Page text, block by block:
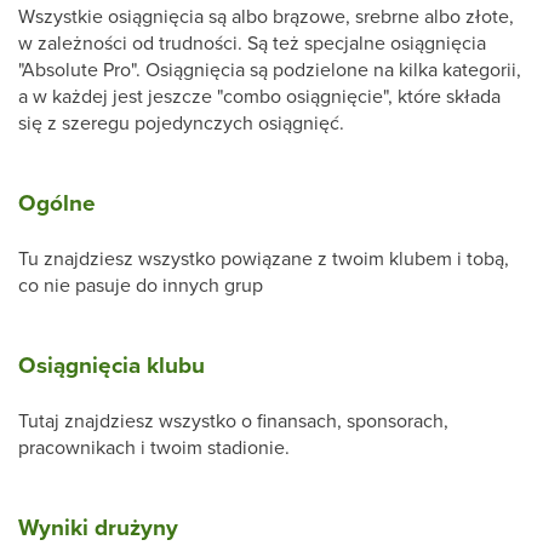
Wszystkie osiągnięcia są albo brązowe, srebrne albo złote,
w zależności od trudności. Są też specjalne osiągnięcia
"Absolute Pro". Osiągnięcia są podzielone na kilka kategorii,
a w każdej jest jeszcze "combo osiągnięcie", które składa
się z szeregu pojedynczych osiągnięć.
Ogólne
Tu znajdziesz wszystko powiązane z twoim klubem i tobą,
co nie pasuje do innych grup
Osiągnięcia klubu
Tutaj znajdziesz wszystko o finansach, sponsorach,
pracownikach i twoim stadionie.
Wyniki drużyny